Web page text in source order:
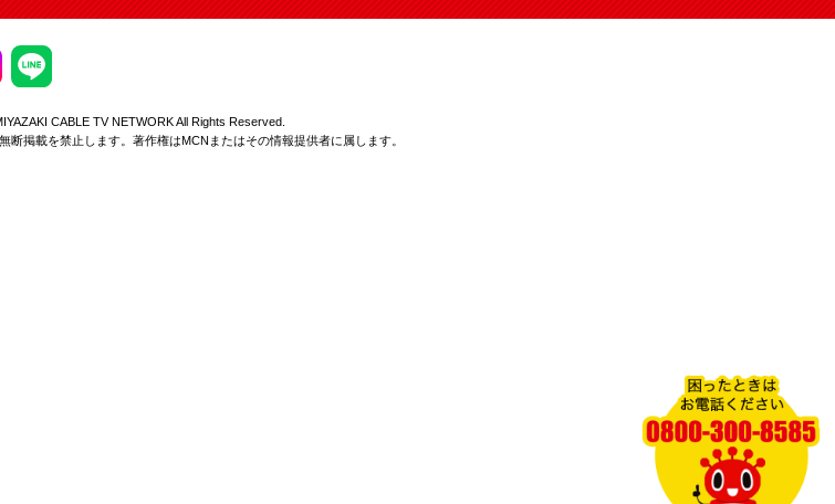
CABLE TV NETWORK All Rights Reserved.
断掲載を禁止します。著作権はMCNまたはその情報提供者に属します。